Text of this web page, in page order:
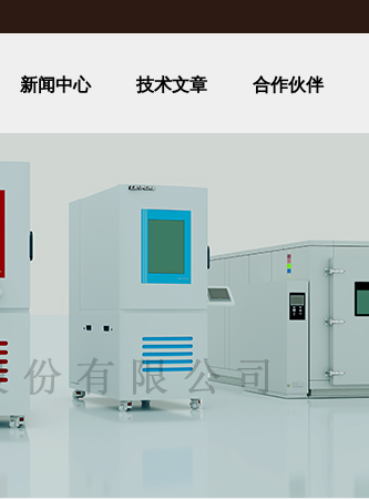
新闻中心 技术文章 合作伙伴